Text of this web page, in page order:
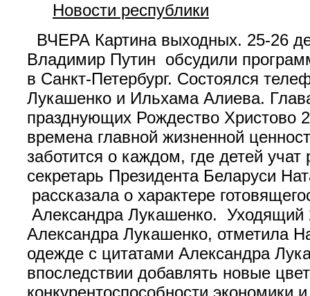
Новости республики
ВЧЕРА Картина выходных. 25-26
Владимир Путин обсудили
в Санкт-Петербург. Состоялся
Лукашенко и Ильхама Алиева.
празднующих Рождество Христово
времена главной жизненной
заботится о каждом, где детей
секретарь Президента Беларуси
рассказала о характере
Александра Лукашенко. Уходящий
Александра Лукашенко, отметила
одежде с цитатами Александра
впоследствии добавлять новые
конкурентоспособности